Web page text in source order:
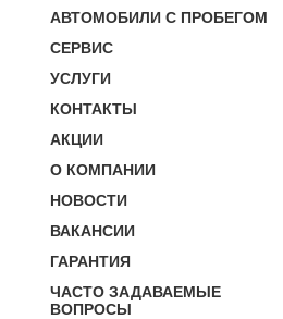
АВТОМОБИЛИ С ПРОБЕГОМ
СЕРВИС
УСЛУГИ
КОНТАКТЫ
АКЦИИ
О КОМПАНИИ
НОВОСТИ
ВАКАНСИИ
ГАРАНТИЯ
ЧАСТО ЗАДАВАЕМЫЕ
ВОПРОСЫ